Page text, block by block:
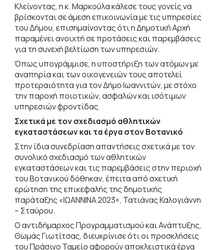
Κλείνοντας, η κ. Μαρκούλα κάλεσε τους γονείς να
βρίσκονται σε άμεση επικοινωνία με τις υπηρεσίες
του Δήμου, επισημαίνοντας ότι η Δημοτική Αρχή
παραμένει ανοιχτή σε προτάσεις και παρεμβάσεις
για τη συνεχή βελτίωση των υπηρεσιών.
Όπως υπογράμμισε, η υποστήριξη των ατόμων με
αναπηρία και των οικογενειών τους αποτελεί
προτεραιότητα για τον Δήμο Ιωαννιτών, με στόχο
την παροχή ποιοτικών, ασφαλών και ισότιμων
υπηρεσιών φροντίδας.
Σχετικά με τον σχεδιασμό αθλητικών
εγκαταστάσεων και τα έργα στον Βοτανικό
Στην ίδια συνεδρίαση απαντήσεις σχετικά με τον
συνολικό σχεδιασμό των αθλητικών
εγκαταστάσεων και τις παρεμβάσεις στην περιοχή
του Βοτανικού δόθηκαν, έπειτα από σχετική
ερώτηση της επικεφαλής της δημοτικής
παράταξης «ΙΩΑΝΝΙΝΑ 2023», Τατιάνας Καλογιάννη
– Σταύρου.
Ο αντιδήμαρχος Προγραμματισμού και Ανάπτυξης,
Θωμάς Γιωτίτσας, διευκρίνισε ότι οι προσκλήσεις
του Πράσινο Ταμείο αφορούν αποκλειστικά έργα